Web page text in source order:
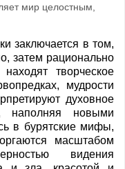
мир целостным,
заключается в том,
затем рационально
творческое
мудрости
духовное
наполняя новыми
в бурятские мифы,
масштабом
видения